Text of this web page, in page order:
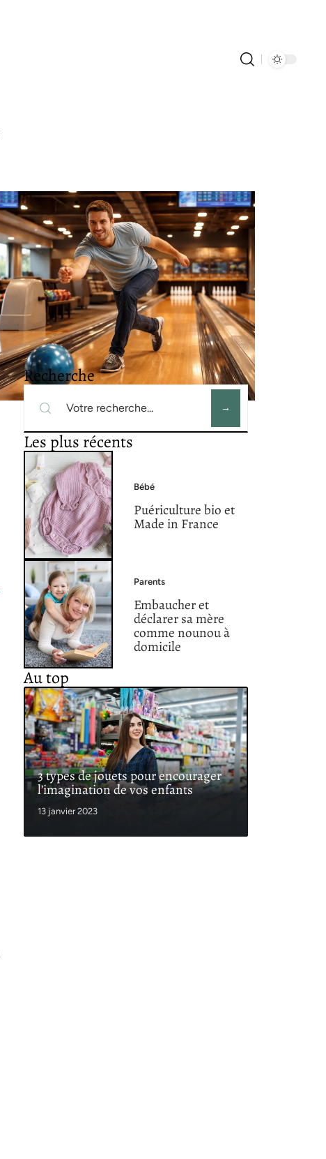
Recherche
Les plus récents
Bébé
Puériculture bio et
Made in France
Parents
Embaucher et
déclarer sa mère
comme nounou à
domicile
Au top
3 types de jouets pour encourager
l’imagination de vos enfants
13 janvier 2023